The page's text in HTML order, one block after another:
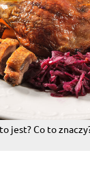
jest? Co to